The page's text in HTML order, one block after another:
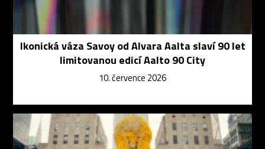
Ikonická váza Savoy od Alvara Aalta slaví 90 let
limitovanou edicí Aalto 90 City
10. července 2026